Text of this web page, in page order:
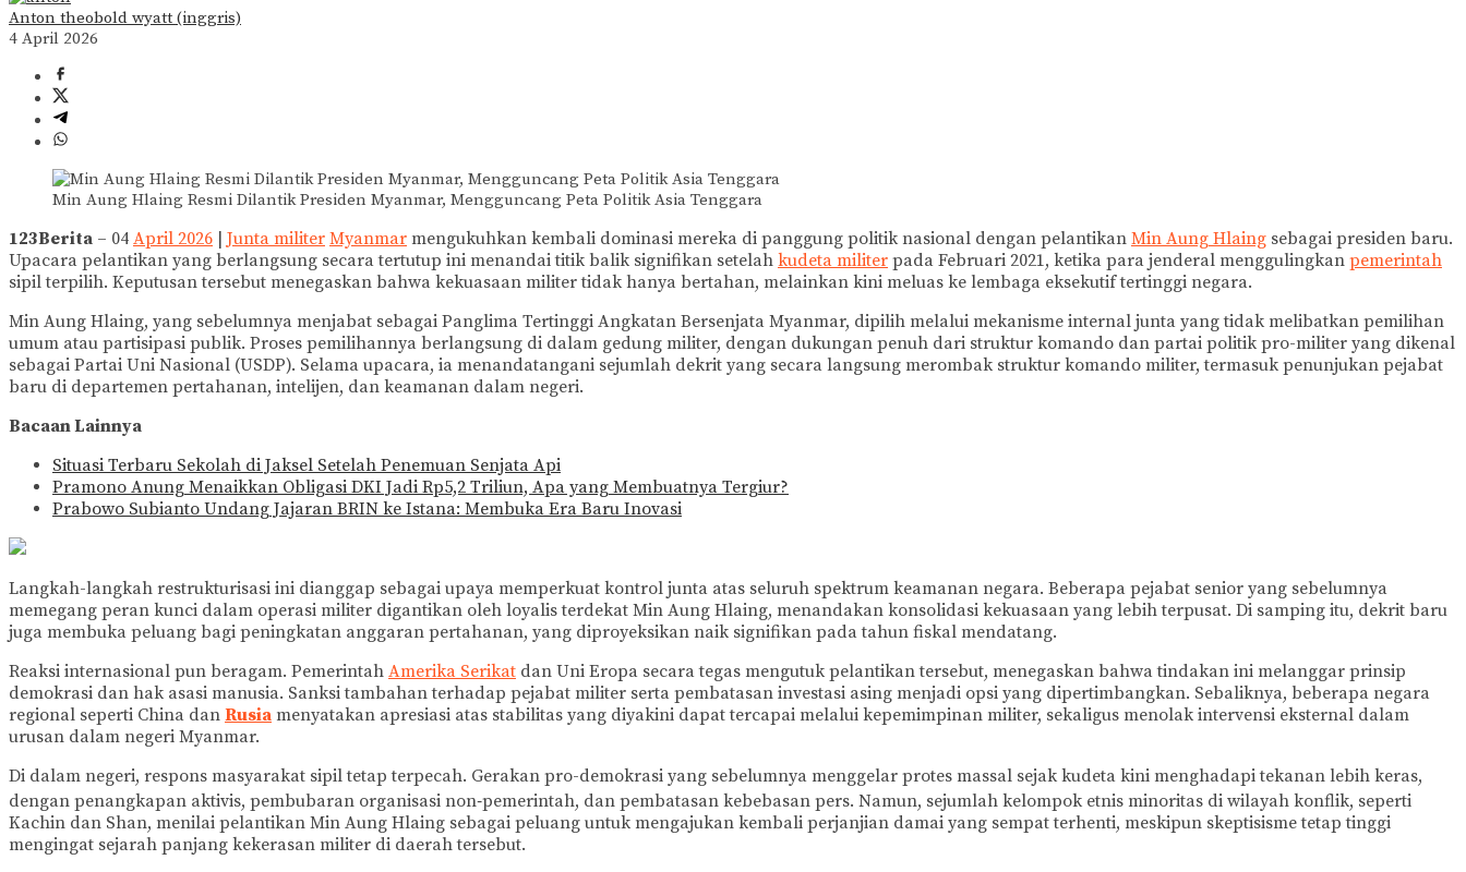
Anton theobold wyatt (inggris)
4 April 2026
Min Aung Hlaing Resmi Dilantik Presiden Myanmar, Mengguncang Peta Politik Asia Tenggara
123Berita – 04 April 2026 Junta militer Myanmar mengukuhkan kembali dominasi mereka di panggung politik nasional dengan pelantikan Min Aung Hlaing sebagai presiden baru.
Upacara pelantikan yang berlangsung secara tertutup ini menandai titik balik signifikan setelah kudeta militer pada Februari 2021, ketika para jenderal menggulingkan pemerintah
sipil terpilih. Keputusan tersebut menegaskan bahwa kekuasaan militer tidak hanya bertahan, melainkan kini meluas ke lembaga eksekutif tertinggi negara.
Min Aung Hlaing, yang sebelumnya menjabat sebagai Panglima Tertinggi Angkatan Bersenjata Myanmar, dipilih melalui mekanisme internal junta yang tidak melibatkan pemilihan
umum atau partisipasi publik. Proses pemilihannya berlangsung di dalam gedung militer, dengan dukungan penuh dari struktur komando dan partai politik pro-militer yang dikenal
sebagai Partai Uni Nasional (USDP). Selama upacara, ia menandatangani sejumlah dekrit yang secara langsung merombak struktur komando militer, termasuk penunjukan pejabat
baru di departemen pertahanan, intelijen, dan keamanan dalam negeri.
Bacaan Lainnya
Situasi Terbaru Sekolah di Jaksel Setelah Penemuan Senjata Api
Pramono Anung Menaikkan Obligasi DKI Jadi Rp5,2 Triliun, Apa yang Membuatnya Tergiur?
Prabowo Subianto Undang Jajaran BRIN ke Istana: Membuka Era Baru Inovasi
Langkah-langkah restrukturisasi ini dianggap sebagai upaya memperkuat kontrol junta atas seluruh spektrum keamanan negara. Beberapa pejabat senior yang sebelumnya
memegang peran kunci dalam operasi militer digantikan oleh loyalis terdekat Min Aung Hlaing, menandakan konsolidasi kekuasaan yang lebih terpusat. Di samping itu, dekrit baru
juga membuka peluang bagi peningkatan anggaran pertahanan, yang diproyeksikan naik signifikan pada tahun fiskal mendatang.
Reaksi internasional pun beragam. Pemerintah Amerika Serikat dan Uni Eropa secara tegas mengutuk pelantikan tersebut, menegaskan bahwa tindakan ini melanggar prinsip
demokrasi dan hak asasi manusia. Sanksi tambahan terhadap pejabat militer serta pembatasan investasi asing menjadi opsi yang dipertimbangkan. Sebaliknya, beberapa negara
regional seperti China dan Rusia menyatakan apresiasi atas stabilitas yang diyakini dapat tercapai melalui kepemimpinan militer, sekaligus menolak intervensi eksternal dalam
urusan dalam negeri Myanmar.
Di dalam negeri, respons masyarakat sipil tetap terpecah. Gerakan pro-demokrasi yang sebelumnya menggelar protes massal sejak kudeta kini menghadapi tekanan lebih keras,
dengan penangkapan aktivis, pembubaran organisasi non‑pemerintah, dan pembatasan kebebasan pers. Namun, sejumlah kelompok etnis minoritas di wilayah konflik, seperti
Kachin dan Shan, menilai pelantikan Min Aung Hlaing sebagai peluang untuk mengajukan kembali perjanjian damai yang sempat terhenti, meskipun skeptisisme tetap tinggi
mengingat sejarah panjang kekerasan militer di daerah tersebut.